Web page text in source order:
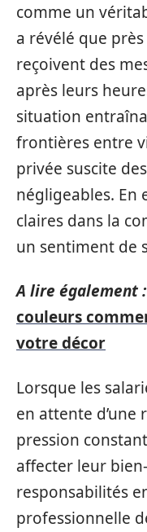
comme un
a révélé que près
reçoivent des
après leurs
situation
frontières entre
privée suscite
négligeables. En
claires dans la
un sentiment de
A lire également :
couleurs
votre décor
Lorsque les
en attente d’une
pression
affecter leur
responsabilités
professionnelle